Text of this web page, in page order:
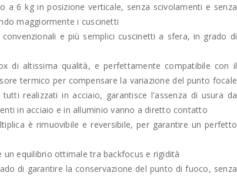
6 kg in posizione verticale, senza scivolamenti e senza
maggiormente i cuscinetti
e più semplici cuscinetti a sfera, in grado di
di altissima qualità, e perfettamente compatibile con il
termico per compensare la variazione del punto focale
realizzati in acciaio, garantisce l'assenza di usura da
in acciaio e in alluminio vanno a diretto contatto
è rimuovibile e reversibile, per garantire un perfetto
equilibrio ottimale tra backfocus e rigidità
di garantire la conservazione del punto di fuoco, senza